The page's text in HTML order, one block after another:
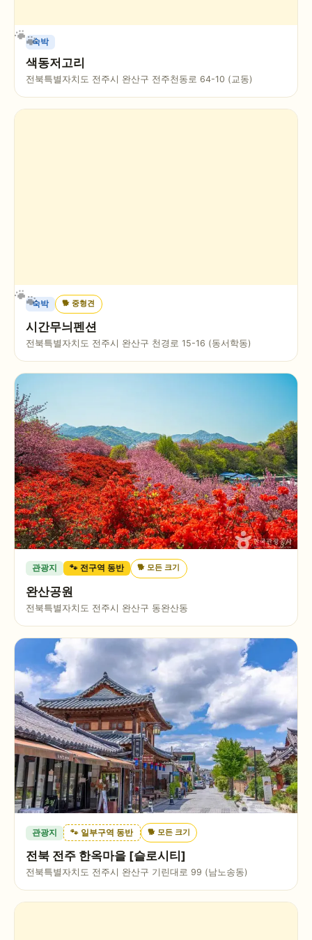
숙박
색동저고리
전북특별자치도 전주시 완산구 전주천동로 64-10 (교동)
숙박 🐕중형견
시간무늬펜션
전북특별자치도 전주시 완산구 천경로 15-16 (동서학동)
관광지 🐾 전구역 동반 🐕모든 크기
완산공원
전북특별자치도 전주시 완산구 동완산동
관광지 🐾 일부구역 동반 🐕 모든 크기
전북 전주 한옥마을 [슬로시티]
전북특별자치도 전주시 완산구 기린대로 99 (남노송동)